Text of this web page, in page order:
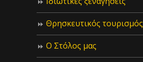
Θρησκευτικός τουρισμός
Ο Στόλος μας